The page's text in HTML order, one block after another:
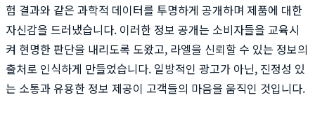
험 결과와 같은 과학적 데이터를 투명하게 공개하며 제품에 대한
자신감을 드러냈습니다. 이러한 정보 공개는 소비자들을 교육시
켜 현명한 판단을 내리도록 도왔고, 라엘을 신뢰할 수 있는 정보의
출처로 인식하게 만들었습니다. 일방적인 광고가 아닌, 진정성 있
는 소통과 유용한 정보 제공이 고객들의 마음을 움직인 것입니다.